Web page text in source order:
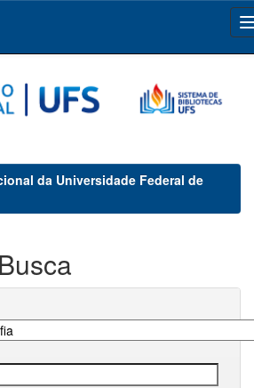
da Universidade Federal de